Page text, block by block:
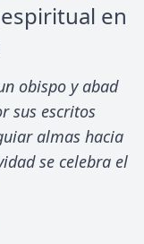
en
obispo y abad
sus escritos
almas hacia
se celebra el